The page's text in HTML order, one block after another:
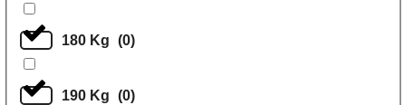
180 Kg (0)
190 Kg (0)